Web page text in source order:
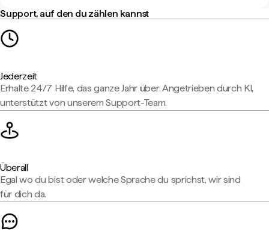
Support, auf den du zählen kannst
Jederzeit
Erhalte 24/7 Hilfe, das ganze Jahr über. Angetrieben durch KI,
unterstützt von unserem Support-Team.
Überall
Egal wo du bist oder welche Sprache du sprichst, wir sind
für dich da.